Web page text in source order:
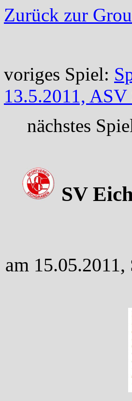
Zurück zur
voriges Spiel:
13.5.2011,
nächstes
SV
am